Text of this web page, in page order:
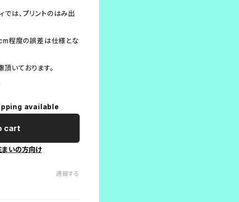
では、プリントのはみ出
程度の誤差は仕様とな
いております。
available
cart
いの方向け
通報する